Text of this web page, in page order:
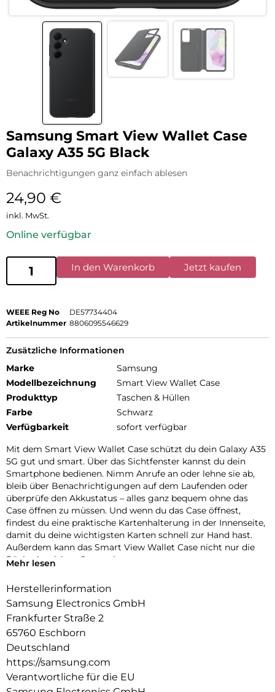
Samsung Smart View Wallet Case
Galaxy A35 5G Black
Benachrichtigungen ganz einfach ablesen
24,90 €
inkl. MwSt.
Online verfügbar
In den Warenkorb Jetzt kaufen
WEEE Reg No
DE57734404
Artikelnummer 8806095546629
Zusätzliche Informationen
Marke
Samsung
Modellbezeichnung
Smart View Wallet Case
Produkttyp
Taschen & Hüllen
Farbe
Schwarz
Verfügbarkeit
sofort verfügbar
Mit dem Smart View Wallet Case schützt du dein Galaxy A35
5G gut und smart. Über das Sichtfenster kannst du dein
Smartphone bedienen. Nimm Anrufe an oder lehne sie ab,
bleib über Benachrichtigungen auf dem Laufenden oder
überprüfe den Akkustatus – alles ganz bequem ohne das
Case öffnen zu müssen. Und wenn du das Case öffnest,
findest du eine praktische Kartenhalterung in der Innenseite,
damit du deine wichtigsten Karten schnell zur Hand hast.
Außerdem kann das Smart View Wallet Case nicht nur die
Rückseite deines Smartphones,
schützen.
Mehr lesen
Herstellerinformation
Samsung Electronics GmbH
Frankfurter Straße 2
65760 Eschborn
Deutschland
https://samsung.com
Verantwortliche für die EU